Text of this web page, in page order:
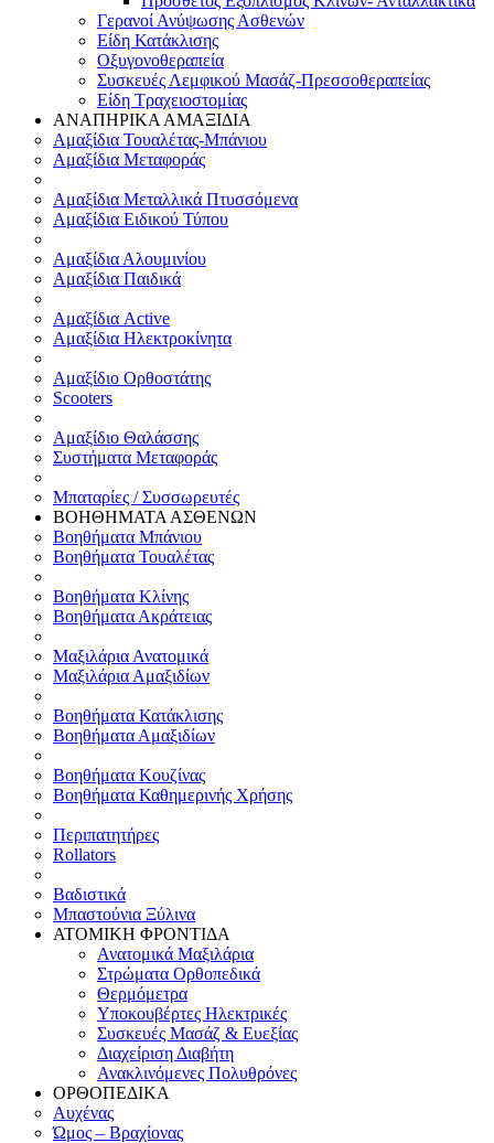
Γερανοί Ανύψωσης Ασθενών
Είδη Κατάκλισης
Οξυγονοθεραπεία
Συσκευές Λεμφικού Μασάζ-Πρεσσοθεραπείας
Είδη Τραχειοστομίας
ΑΝΑΠΗΡΙΚΑ ΑΜΑΞΙΔΙΑ
Αμαξίδια Τουαλέτας-Μπάνιου
Αμαξίδια Μεταφοράς
Αμαξίδια Μεταλλικά Πτυσσόμενα
Αμαξίδια Ειδικού Τύπου
Αμαξίδια Αλουμινίου
Αμαξίδια Παιδικά
Αμαξίδια Active
Αμαξίδια Ηλεκτροκίνητα
Αμαξίδιο Ορθοστάτης
Scooters
Αμαξίδιο Θαλάσσης
Συστήματα Μεταφοράς
Μπαταρίες / Συσσωρευτές
ΒΟΗΘΗΜΑΤΑ ΑΣΘΕΝΩΝ
Βοηθήματα Μπάνιου
Βοηθήματα Τουαλέτας
Βοηθήματα Κλίνης
Βοηθήματα Ακράτειας
Μαξιλάρια Ανατομικά
Μαξιλάρια Αμαξιδίων
Βοηθήματα Κατάκλισης
Βοηθήματα Αμαξιδίων
Βοηθήματα Κουζίνας
Βοηθήματα Καθημερινής Χρήσης
Περιπατητήρες
Rollators
Βαδιστικά
Μπαστούνια Ξύλινα
ΑΤΟΜΙΚΗ ΦΡΟΝΤΙΔΑ
Ανατομικά Μαξιλάρια
Στρώματα Ορθοπεδικά
Θερμόμετρα
Υποκουβέρτες Ηλεκτρικές
Συσκευές Μασάζ & Ευεξίας
Διαχείριση Διαβήτη
Ανακλινόμενες Πολυθρόνες
ΟΡΘΟΠΕΔΙΚΑ
Αυχένας
Ώμος – Βραχίονας